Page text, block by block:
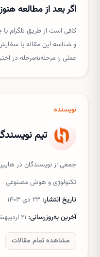
اگر بعد از مطالعه
کافی است از طریق تلگرام یا
و شناسه این مقاله یا
عملی را مرحله‌به‌مرحله در
نویسنده
تیم
جمعی از نویسندگان در
تکنولوژی و هوش مصنوعی
تاریخ انتشار: ۲۳ دی ۱۴۰۳
آخرین به‌روزرسانی: ۲۱ اردیبهشت ۱۴۰۵
مشاهده تمام مقالات